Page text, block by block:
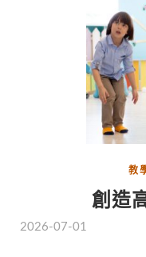
教
創造
2026-07-01